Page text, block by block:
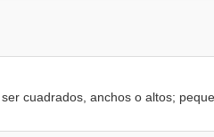
cuadrados, anchos o altos;